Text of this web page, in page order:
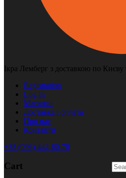
Ікра Лемберг з доставкою по
Registration
Log In
Магазин
Доставка і оплата
Про нас
Контакти
+38 (096) 442-80-70
Cart